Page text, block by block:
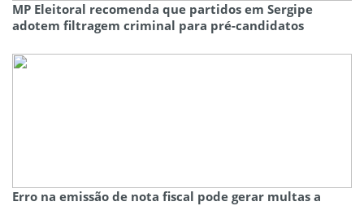
MP Eleitoral recomenda que partidos em Sergipe
adotem filtragem criminal para pré-candidatos
Erro na emissão de nota fiscal pode gerar multas a